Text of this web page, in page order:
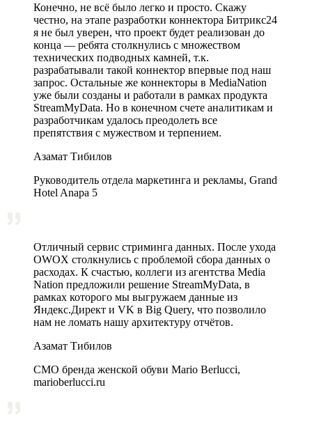
Конечно, не всё было легко и просто. Скажу
честно, на этапе разработки коннектора Битрикс24
я не был уверен, что проект будет реализован до
конца — ребята столкнулись с множеством
технических подводных камней, т.к.
разрабатывали такой коннектор впервые под наш
запрос. Остальные же коннекторы в MediaNation
уже были созданы и работали в рамках продукта
StreamMyData. Но в конечном счете аналитикам и
разработчикам удалось преодолеть все
препятствия с мужеством и терпением.
Азамат Тибилов
Руководитель отдела маркетинга и рекламы, Grand
Hotel Anapa 5
Отличный сервис стриминга данных. После ухода
OWOX столкнулись с проблемой сбора данных о
расходах. К счастью, коллеги из агентства Media
Nation предложили решение StreamMyData, в
рамках которого мы выгружаем данные из
Яндекс.Директ и VK в Big Query, что позволило
нам не ломать нашу архитектуру отчётов.
Азамат Тибилов
CMO бренда женской обуви Mario Berlucci,
marioberlucci.ru